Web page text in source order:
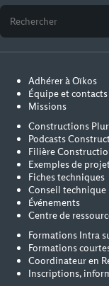
Adhérer à Oïkos
Équipe et contacts
Missions
Constructions
Podcasts
Filière
Exemples de
Fiches techniques
Conseil technique
Événements
Centre de
Formations Intra
Formations
Coordinateur en
Inscriptions,